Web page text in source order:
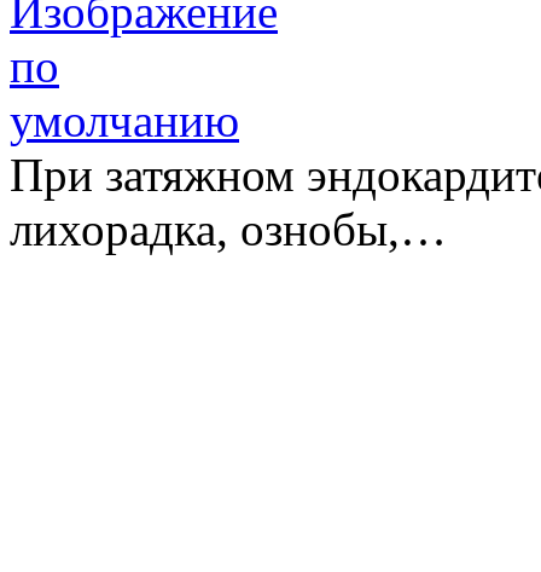
При затяжном
лихорадка, ознобы,…